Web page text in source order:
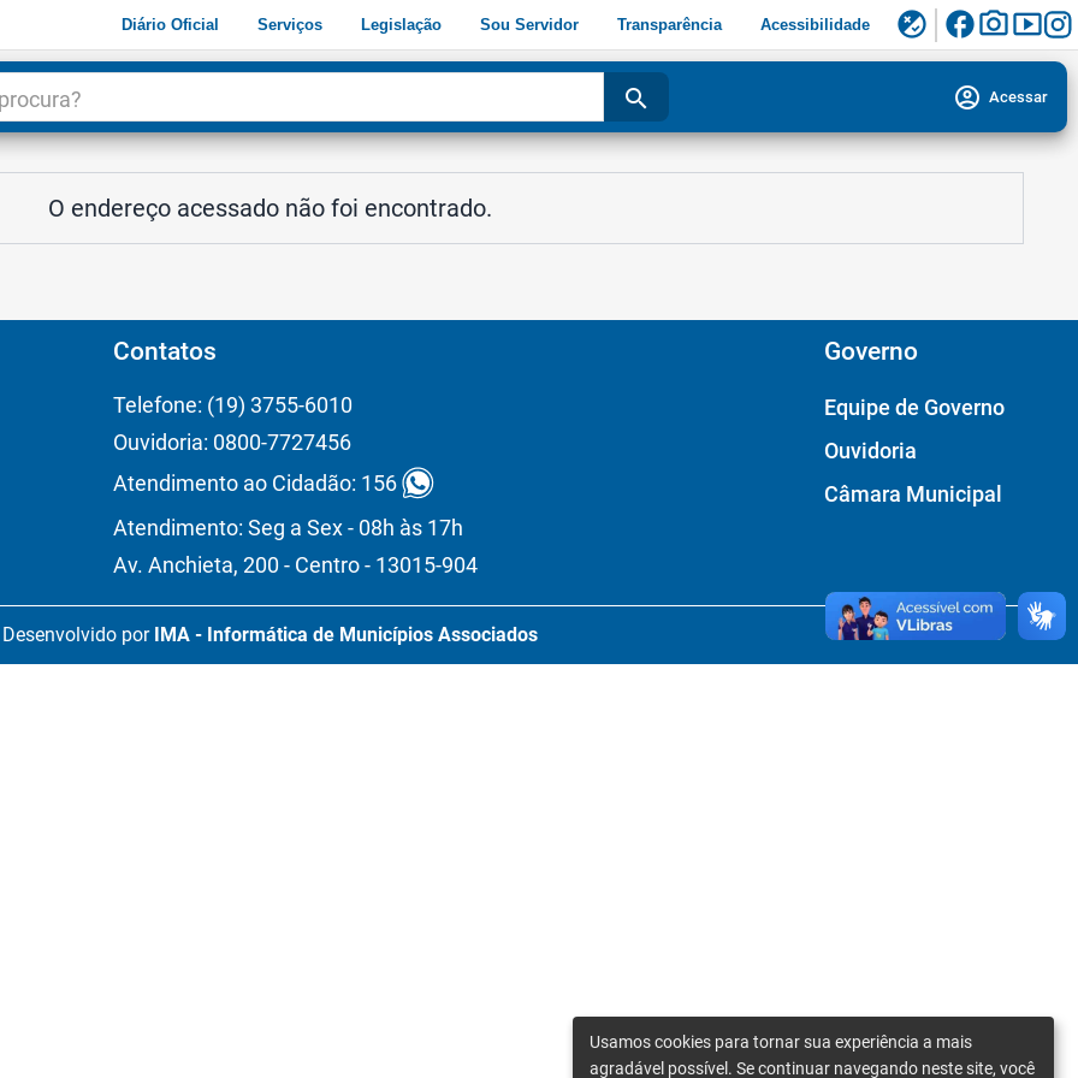
Diário Oficial Serviços Legislação Sou Servidor Transparência Acessibilidade flaky facebookphoto_camerasmart_display
search account_circle Acessar
O endereço acessado não foi encontrado.
Contatos
Telefone: (19) 3755-6010
Ouvidoria: 0800-7727456
Atendimento ao Cidadão: 156
Atendimento: Seg a Sex - 08h às 17h
Av. Anchieta, 200 - Centro - 13015-904
Governo
Equipe de Governo
Ouvidoria
Câmara Municipal
Desenvolvido por IMA - Informática de Municípios Associados
Usamos cookies para tornar sua experiência a mais
agradável possível. Se continuar navegando neste site, você